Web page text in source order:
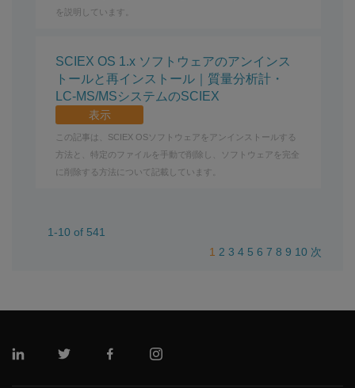
を説明しています。
SCIEX OS 1.x ソフトウェアのアンインス
トールと再インストール｜質量分析計・
LC-MS/MSシステムのSCIEX
表示
この記事は、SCIEX OSソフトウェアをアンインストールする
方法と、特定のファイルを手動で削除し、ソフトウェアを完全
に削除する方法について記載しています。
1-10 of 541
1 2 3 4 5 6 7 8 9 10 次
リンクトインツイッターフェイスブックインスタグラム